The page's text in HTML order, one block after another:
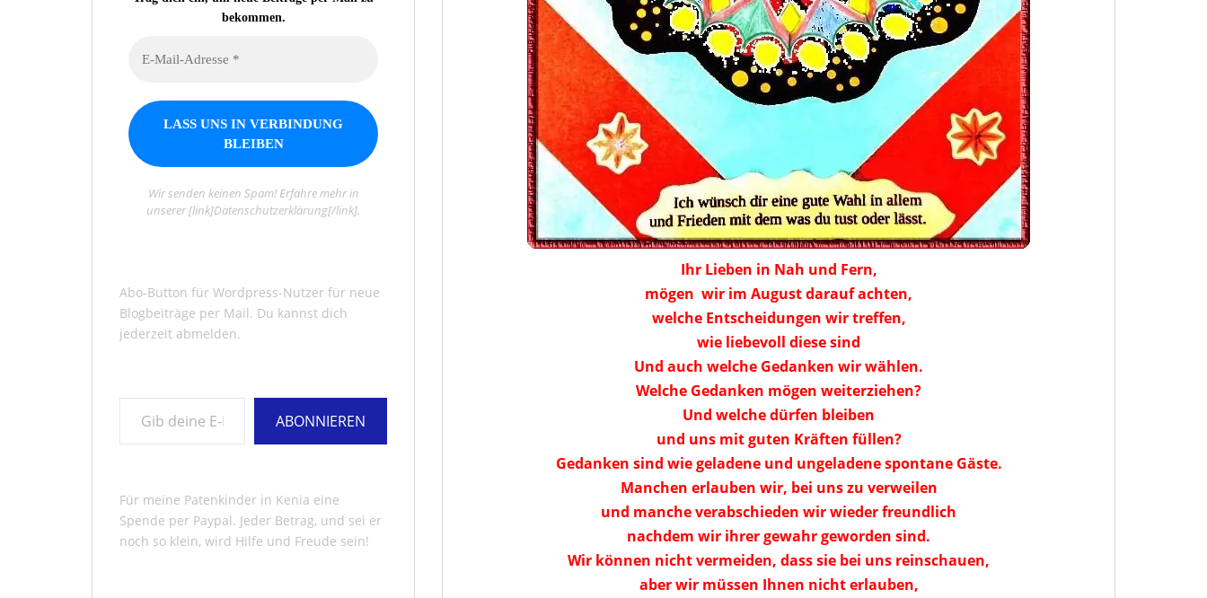
Ihr Lieben in Nah und Fern,
mögen wir im August darauf achten,
welche Entscheidungen wir treffen,
wie liebevoll diese sind
Und auch welche Gedanken wir wählen.
Welche Gedanken mögen weiterziehen?
Und welche dürfen bleiben
und uns mit guten Kräften füllen?
Gedanken sind wie geladene und ungeladene spontane Gäste.
Manchen erlauben wir, bei uns zu verweilen
und manche verabschieden wir wieder freundlich
nachdem wir ihrer gewahr geworden sind.
Wir können nicht vermeiden, dass sie bei uns reinschauen,
aber wir müssen Ihnen nicht erlauben,
bekommen.
Wir senden keinen Spam! Erfahre mehr in
unserer [link]Datenschutzerklärung[/link].
Abo-Button für Wordpress-Nutzer für neue
Blogbeiträge per Mail. Du kannst dich
jederzeit abmelden.
ABONNIEREN
Für meine Patenkinder in Kenia eine
Spende per Paypal. Jeder Betrag, und sei er
noch so klein, wird Hilfe und Freude sein!